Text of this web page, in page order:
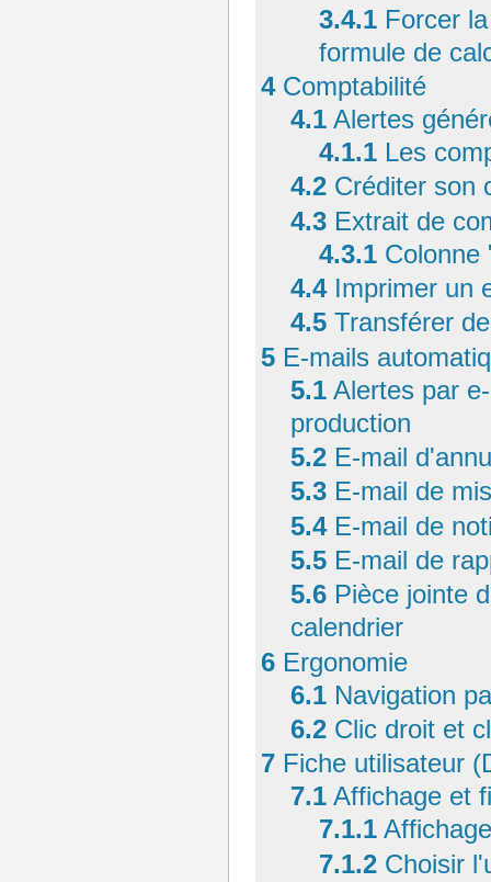
3.4.1 Forcer
formule de
4 Comptabilité
4.1 Alertes
4.1.1 Les
4.2 Créditer son
4.3 Extrait de
4.3.1 Colonne
4.4 Imprimer un
4.5 Transférer
5 E-mails
5.1 Alertes par
production
5.2 E-mail
5.3 E-mail de
5.4 E-mail de
5.5 E-mail de
5.6 Pièce jointe
calendrier
6 Ergonomie
6.1 Navigation
6.2 Clic droit et
7 Fiche utilisateur
7.1 Affichage et
7.1.1
7.1.2 Choisir